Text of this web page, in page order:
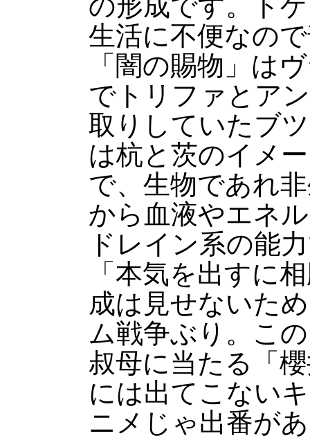
生活に不便なの
「闇の賜物」は
でトリファとア
取りしていたブ
は杭と茨のイメ
で、生物であれ
から血液やエネ
ドレイン系の能
「本気を出すに
成は見せないた
ム戦争ぶり。こ
叔母に当たる「
には出てこない
ニメじゃ出番が